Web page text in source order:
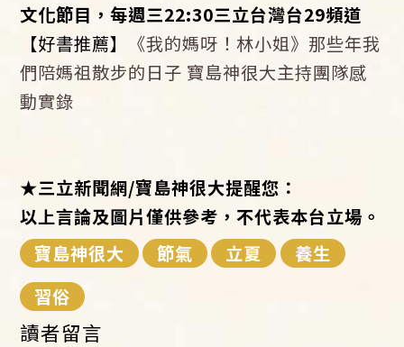
文化節目，每週三22:30三立台灣台29頻道
【好書推薦】
《我的媽呀！林小姐》那些年我
們陪媽祖散步的日子 寶島神很大主持團隊感
動實錄
★三立新聞網/寶島神很大提醒您：
以上言論及圖片僅供參考，不代表本台立場。
寶島神很大
節氣 立夏
養生
習俗
讀者留言